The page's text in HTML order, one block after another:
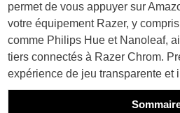
permet de vous appuyer sur
votre équipement Razer, y
comme Philips Hue et Nanoleaf,
tiers connectés à Razer Chrom.
expérience de jeu transparente et